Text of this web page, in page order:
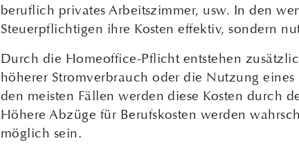
beruflich privates Arbeitszimmer, usw. In den
Steuerpflichtigen ihre Kosten effektiv, sondern
Durch die Homeoffice-Pflicht entstehen
höherer Stromverbrauch oder die Nutzung
den meisten Fällen werden diese Kosten durch
Höhere Abzüge für Berufskosten werden
möglich sein.